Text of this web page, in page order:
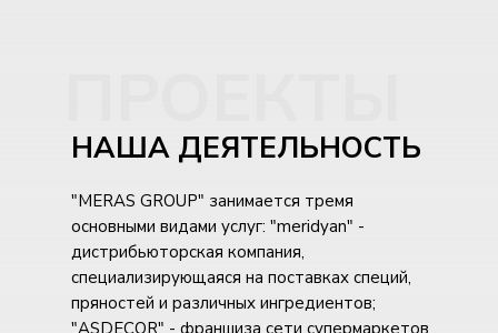
НАША ДЕЯТЕЛЬНОСТЬ
"MERAS GROUP" занимается тремя
основными видами услуг: "meridyan" -
дистрибьюторская компания,
специализирующаяся на поставках специй,
пряностей и различных ингредиентов;
"ASDECOR" - франшиза сети супермаркетов